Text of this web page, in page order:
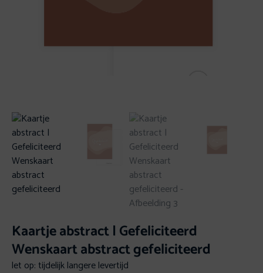
Kaartje abstract | Gefeliciteerd
Wenskaart abstract gefeliciteerd
let op: tijdelijk langere levertijd